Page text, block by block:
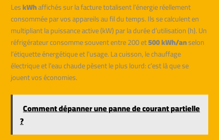
LeskWhaffichés sur la facture totalisent l’énergie réellement
consommée par vos appareils au fil du temps. Ils se calculent en
multipliant la puissance active (kW) par la durée d’utilisation (h). Un
réfrigérateur consomme souvent entre 200 et500 kWh/anselon
l’étiquette énergétique et l’usage. La cuisson, le chauffage
électrique et l’eau chaude pèsent le plus lourd: c’est là que se
jouent vos économies.
Comment dépanner une panne de courant partielle
?